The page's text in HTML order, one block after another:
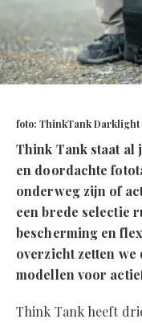
foto: ThinkTank Darklight
Think Tank staat al
en doordachte
onderweg zijn of
een brede selectie
bescherming en
overzicht zetten
modellen voor
Think Tank heeft